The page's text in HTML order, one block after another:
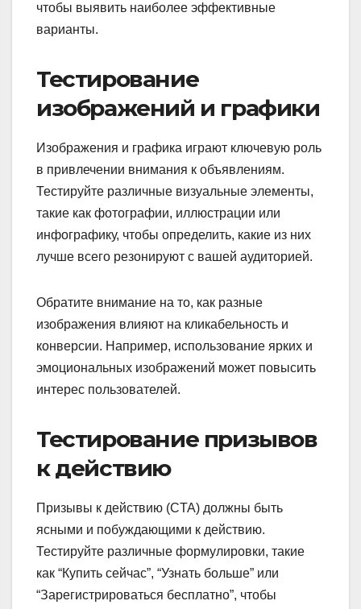
чтобы выявить наиболее эффективные
варианты.
Тестирование
изображений и графики
Изображения и графика играют ключевую роль
в привлечении внимания к объявлениям.
Тестируйте различные визуальные элементы,
такие как фотографии, иллюстрации или
инфографику, чтобы определить, какие из них
лучше всего резонируют с вашей аудиторией.
Обратите внимание на то, как разные
изображения влияют на кликабельность и
конверсии. Например, использование ярких и
эмоциональных изображений может повысить
интерес пользователей.
Тестирование призывов
к действию
Призывы к действию (CTA) должны быть
ясными и побуждающими к действию.
Тестируйте различные формулировки, такие
как “Купить сейчас”, “Узнать больше” или
“Зарегистрироваться бесплатно”, чтобы